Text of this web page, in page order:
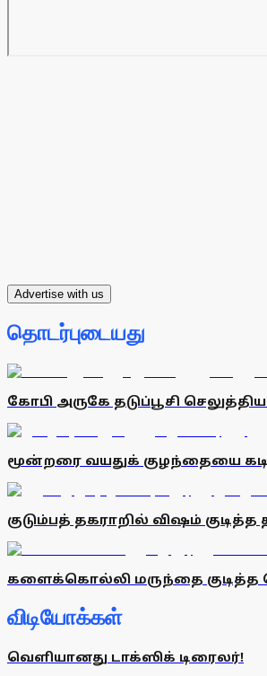
Advertise with us
தொடர்புடையது
கோபி அருகே தடுப்பூசி
மூன்றரை வயதுக் குழந்தையை
குடும்பத் தகராறில் விஷம் குடித்த
களைக்கொல்லி மருந்தை குடித்த
விடியோக்கள்
வெளியானது டாக்ஸிக் டிரைலர்!